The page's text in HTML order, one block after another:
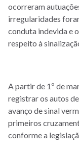
ocorreram
irregularidades
conduta indevida e
respeito à
A partir de 1º de
registrar os autos
avanço de sinal
primeiros
conforme a